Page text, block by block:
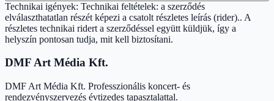
Technikai igények: Technikai feltételek: a szerződés
elválaszthatatlan részét képezi a csatolt részletes leírás (rider).. A
részletes technikai ridert a szerződéssel együtt küldjük, így a
helyszín pontosan tudja, mit kell biztosítani.
DMF Art Média Kft.
DMF Art Média Kft. Professzionális koncert- és
rendezvényszervezés évtizedes tapasztalattal.